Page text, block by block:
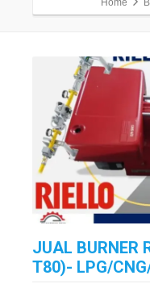
Home
JUAL BURNER
T80)- LPG/